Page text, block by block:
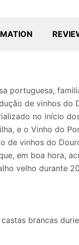
portuguesa,
de vinhos
no início
e o Vinho do
de vinhos do
em boa hora,
velho durante
brancas